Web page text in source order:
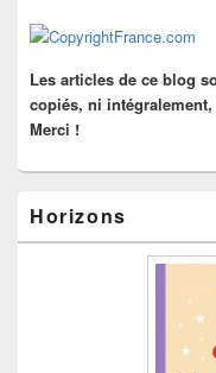
barre
Les articles de ce blog
copiés, ni
Merci !
Horizons